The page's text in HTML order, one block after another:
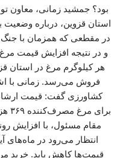
بود؟ جمشید زمانی، معاون
استان قزوین، درباره
در مقطعی که همزمان با
و در نتیجه افزایش قیمت
فروش می‌رسد. زمانی با
مقام مسئول، با افزایش
انتظار می‌رود در ماه‌های
قیمت‌ها کاهش یابد. خرید